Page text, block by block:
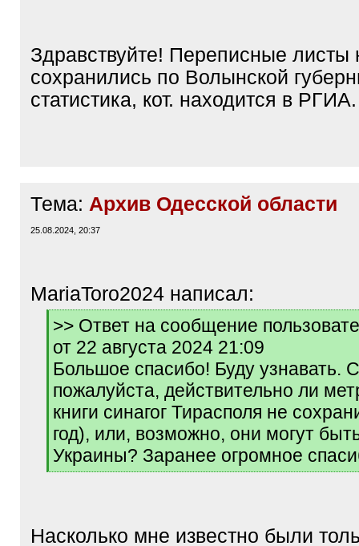
Здравствуйте! Переписные листы
сохранились по Волынской
статистика, кот. находится в РГИА.
Тема: Архив Одесской области
25.08.2024, 20:37
MariaToro2024 написал:
[
]
>> Ответ на сообщение
от 22 августа 2024 21:09
Большое спасибо! Буду узнавать.
пожалуйста, действительно ли
книги синагог Тирасполя не
год), или, возможно, они могут
Украины? Заранее огромное
[
Насколько мне известно были